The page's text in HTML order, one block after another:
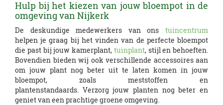
Hulp bij het kiezen van jouw bloempot in de
omgeving van Nijkerk
De deskundige medewerkers van ons tuincentrum
helpen je graag bij het vinden van de perfecte bloempot
die past bij jouw kamerplant, tuinplant, stijl en behoeften.
Bovendien bieden wij ook verschillende accessoires aan
om jouw plant nog beter uit te laten komen in jouw
bloempot, zoals meststoffen en
plantenstandaards. Verzorg jouw planten nog beter en
geniet van een prachtige groene omgeving.